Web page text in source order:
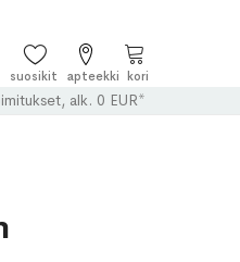
Ostoskori
alk. 0 EUR*